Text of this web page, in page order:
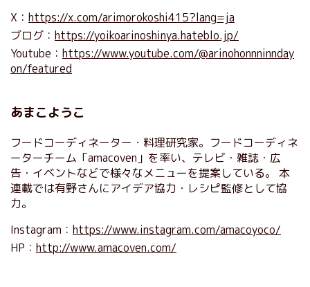
X： https://x.com/arimorokoshi415?lang=ja
ブログ： https://yoikoarinoshinya.hateblo.jp/
Youtube： https://www.youtube.com/@arinohonnninnday
on/featured
あまこようこ
フードコーディネーター・料理研究家。フードコーディネ
ーターチーム「amacoven」を率い、テレビ・雑誌・広
告・イベントなどで様々なメニューを提案している。 本
連載では有野さんにアイデア協力・レシピ監修として協
力。
Instagram： https://www.instagram.com/amacoyoco/
HP： http://www.amacoven.com/